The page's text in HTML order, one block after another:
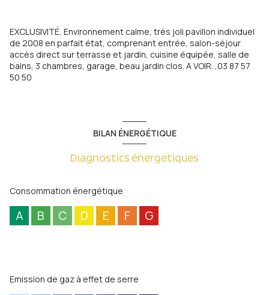
EXCLUSIVITÉ, Environnement calme, très joli pavillon individuel
de 2008 en parfait état, comprenant entrée, salon-séjour
accès direct sur terrasse et jardin, cuisine équipée, salle de
bains, 3 chambres, garage, beau jardin clos. A VOIR. ,03 87 57
50 50
BILAN ÉNERGÉTIQUE
Diagnostics énergetiques
Consommation énergétique
A B C D E F G
Emission de gaz à effet de serre